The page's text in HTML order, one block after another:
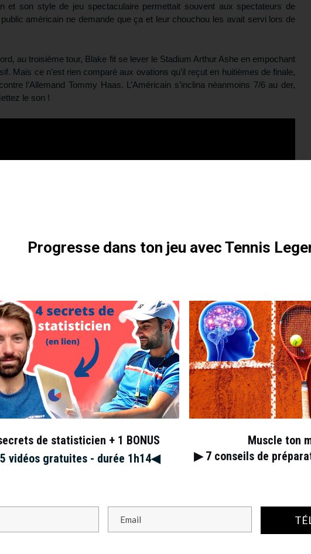
et son style de jeu spectaculaire permettait souvent aux spectateurs de
américain ne demande que ça et leur chouchou les avait servi lors de
au troisième tour, Blake fit se lever le Stadium Arthur Ashe en empochant
Mais ce n’est rien comparé aux ovations qu’il reçut en huitièmes de finale,
l’Allemand Tommy Haas. L’Américain s’inclina néanmoins 7/6 au der,
le son !
min
site. A quand la pub à l’ugc la defense????
Progresse dans ton jeu avec Tennis
de statisticien + 1 BONUS
vidéos gratuites - durée 1h14◀︎
Muscle ton
▶︎ 7 conseils de